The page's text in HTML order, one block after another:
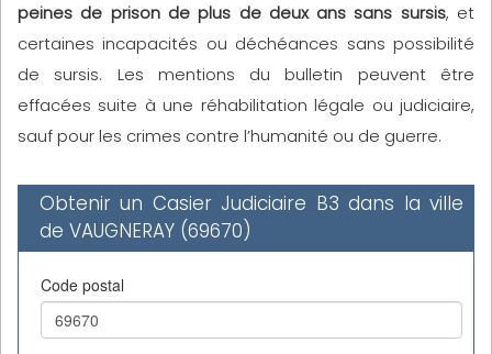
peines de prison de plus de deux ans sans sursis, et
certaines incapacités ou déchéances sans possibilité
de sursis. Les mentions du bulletin peuvent être
effacées suite à une réhabilitation légale ou judiciaire,
sauf pour les crimes contre l’humanité ou de guerre.
Obtenir un Casier Judiciaire B3 dans la ville
de VAUGNERAY (69670)
Code postal